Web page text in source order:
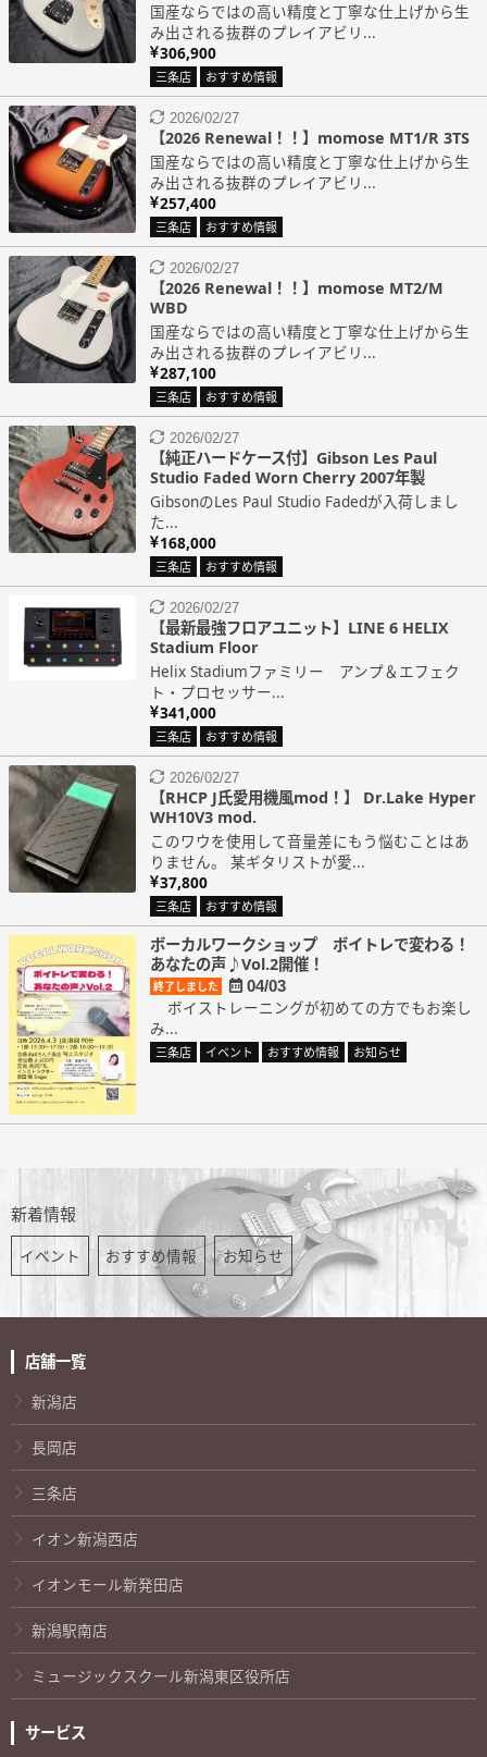
国産ならではの高い精度と丁寧な仕上げから生
み出される抜群のプレイアビリ...
306,900
三条店 おすすめ情報
2026/02/27
【2026 Renewal！！】momose MT1/R 3TS
国産ならではの高い精度と丁寧な仕上げから生
み出される抜群のプレイアビリ...
257,400
三条店 おすすめ情報
2026/02/27
【2026 Renewal！！】momose MT2/M
WBD
国産ならではの高い精度と丁寧な仕上げから生
み出される抜群のプレイアビリ...
287,100
三条店 おすすめ情報
2026/02/27
【純正ハードケース付】Gibson Les Paul
Studio Faded Worn Cherry 2007年製
GibsonのLes Paul Studio Fadedが入荷しまし
た...
168,000
三条店 おすすめ情報
2026/02/27
【最新最強フロアユニット】LINE 6 HELIX
Stadium Floor
Helix Stadiumファミリー アンプ＆エフェク
ト・プロセッサー...
341,000
三条店 おすすめ情報
2026/02/27
【RHCP J氏愛用機風mod！】 Dr.Lake Hyper
WH10V3 mod.
このワウを使用して音量差にもう悩むことはあ
りません。 某ギタリストが愛...
37,800
三条店 おすすめ情報
ボーカルワークショップ ボイトレで変わる！
あなたの声♪Vol.2開催！
終了しました 04/03
ボイストレーニングが初めての方でもお楽し
み...
三条店 イベント おすすめ情報 お知らせ
新着情報
イベント おすすめ情報 お知らせ
店舗一覧
新潟店
長岡店
三条店
イオン新潟西店
イオンモール新発田店
新潟駅南店
ミュージックスクール新潟東区役所店
サービス